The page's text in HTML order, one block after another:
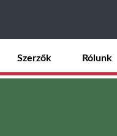
Szerzők Rólunk